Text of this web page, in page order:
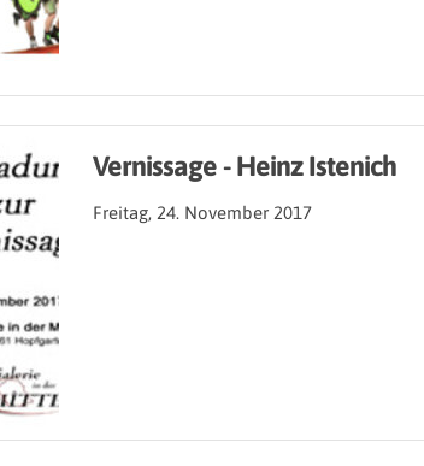
Vernissage - Heinz Istenich
Freitag, 24. November 2017